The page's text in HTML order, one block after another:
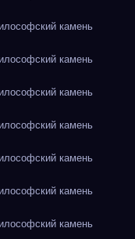
камень
камень
камень
камень
камень
камень
камень